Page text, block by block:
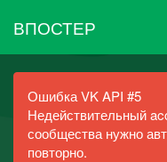
ВПОСТЕР
Ошибка VK API #5
Недействительный
сообщества нужно
повторно.